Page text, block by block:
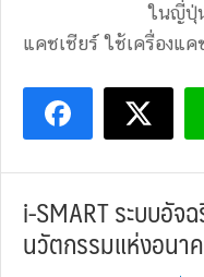
ในญี่ปุ่
แคชเชียร์ ใช้เครื่องแ
i-SMART ระบบอัจ
นวัตกรรมแห่งอนา